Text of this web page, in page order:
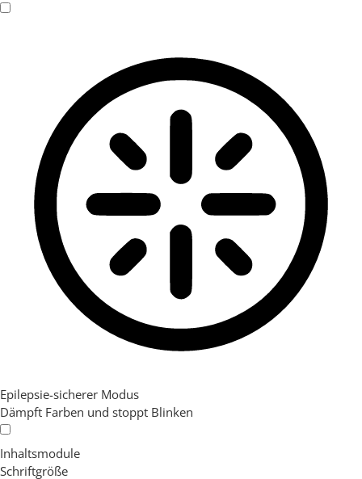
Epilepsie-sicherer Modus
Dämpft Farben und stoppt Blinken
Inhaltsmodule
Schriftgröße